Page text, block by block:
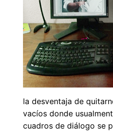
la desventaja de
vacíos donde
cuadros de diálogo se